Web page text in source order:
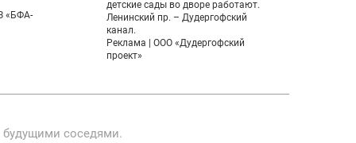
«БФА-
детские сады во дворе работают.
Ленинский пр. – Дудергофский
канал.
Реклама | ООО «Дудергофский
проект»
будущими соседями.